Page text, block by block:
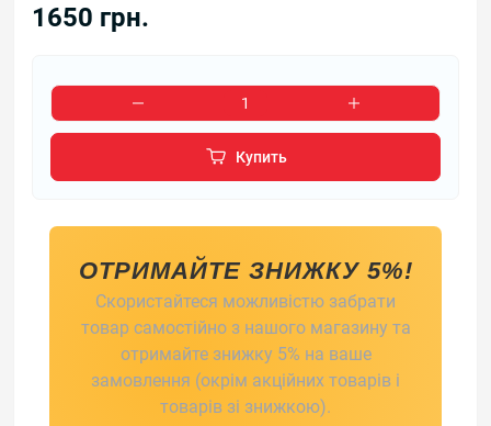
1650 грн.
Купить
ОТРИМАЙТЕ ЗНИЖКУ 5%!
Скористайтеся можливістю забрати
товар самостійно з нашого магазину та
отримайте знижку 5% на ваше
замовлення (окрім акційних товарів і
товарів зі знижкою).